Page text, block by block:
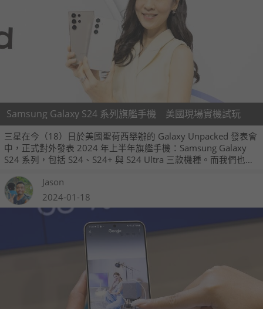
Samsung Galaxy S24 系列旗艦手機 美國現場實機試玩
三星在今（18）日於美國聖荷西舉辦的 Galaxy Unpacked 發表會
中，正式對外發表 2024 年上半年旗艦手機：Samsung Galaxy
S24 系列，包括 S24、S24+ 與 S24 Ultra 三款機種。而我們也在
下。
Jason
2024-01-18